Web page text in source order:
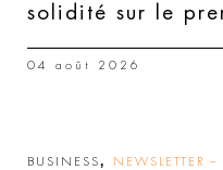
solidité sur le
04 août 2026
BUSINESS, NEWSLETTER